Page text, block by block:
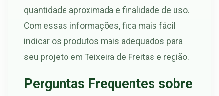
quantidade aproximada e finalidade de uso.
Com essas informações, fica mais fácil
indicar os produtos mais adequados para
seu projeto em Teixeira de Freitas e região.
Perguntas Frequentes sobre